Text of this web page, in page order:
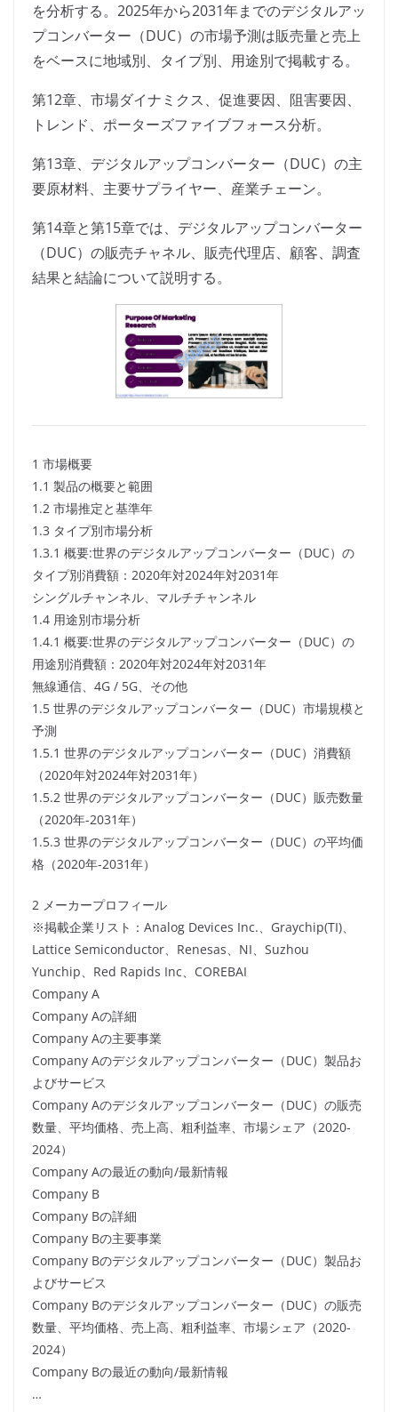
を分析する。2025年から2031年までのデジタルアッ
プコンバーター（DUC）の市場予測は販売量と売上
をベースに地域別、タイプ別、用途別で掲載する。
第12章、市場ダイナミクス、促進要因、阻害要因、
トレンド、ポーターズファイブフォース分析。
第13章、デジタルアップコンバーター（DUC）の主
要原材料、主要サプライヤー、産業チェーン。
第14章と第15章では、デジタルアップコンバーター
（DUC）の販売チャネル、販売代理店、顧客、調査
結果と結論について説明する。
1 市場概要
1.1 製品の概要と範囲
1.2 市場推定と基準年
1.3 タイプ別市場分析
1.3.1 概要:世界のデジタルアップコンバーター（DUC）の
タイプ別消費額：2020年対2024年対2031年
シングルチャンネル、マルチチャンネル
1.4 用途別市場分析
1.4.1 概要:世界のデジタルアップコンバーター（DUC）の
用途別消費額：2020年対2024年対2031年
無線通信、4G / 5G、その他
1.5 世界のデジタルアップコンバーター（DUC）市場規模と
予測
1.5.1 世界のデジタルアップコンバーター（DUC）消費額
（2020年対2024年対2031年）
1.5.2 世界のデジタルアップコンバーター（DUC）販売数量
（2020年-2031年）
1.5.3 世界のデジタルアップコンバーター（DUC）の平均価
格（2020年-2031年）
2 メーカープロフィール
※掲載企業リスト：Analog Devices Inc.、Graychip(TI)、
Lattice Semiconductor、Renesas、NI、Suzhou
Yunchip、Red Rapids Inc、COREBAI
Company A
Company Aの詳細
Company Aの主要事業
Company Aのデジタルアップコンバーター（DUC）製品お
よびサービス
Company Aのデジタルアップコンバーター（DUC）の販売
数量、平均価格、売上高、粗利益率、市場シェア（2020-
2024）
Company Aの最近の動向/最新情報
Company B
Company Bの詳細
Company Bの主要事業
Company Bのデジタルアップコンバーター（DUC）製品お
よびサービス
Company Bのデジタルアップコンバーター（DUC）の販売
数量、平均価格、売上高、粗利益率、市場シェア（2020-
2024）
Company Bの最近の動向/最新情報
…